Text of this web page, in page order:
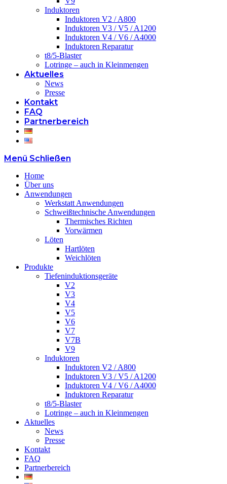
Induktoren
Induktoren V2 / A800
Induktoren V3 / V5 / A1200
Induktoren V4 / V6 / A4000
Induktoren Reparatur
t8/5-Blaster
Lotringe – auch in Kleinmengen
Aktuelles
News
Presse
Kontakt
FAQ
Partnerbereich
Menü Schließen
Home
Über uns
Anwendungen
Werkstatt Anwendungen
Schweißtechnische Anwendungen
Thermisches Richten
Vorwärmen
Löten
Hartlöten
Weichlöten
Produkte
Tiefeninduktionsgeräte
V2
V3
V4
V5
V6
V7
V7B
V9
Induktoren
Induktoren V2 / A800
Induktoren V3 / V5 / A1200
Induktoren V4 / V6 / A4000
Induktoren Reparatur
t8/5-Blaster
Lotringe – auch in Kleinmengen
Aktuelles
News
Presse
Kontakt
FAQ
Partnerbereich